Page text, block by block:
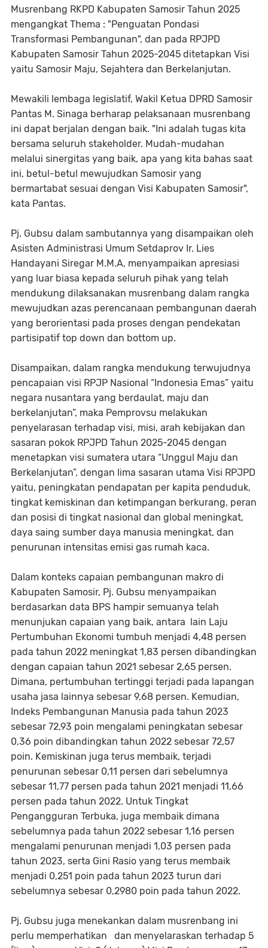
Musrenbang RKPD Kabupaten Samosir Tahun 2025
mengangkat Thema : "Penguatan Pondasi
Transformasi Pembangunan", dan pada RPJPD
Kabupaten Samosir Tahun 2025-2045 ditetapkan Visi
yaitu Samosir Maju, Sejahtera dan Berkelanjutan.
Mewakili lembaga legislatif, Wakil Ketua DPRD Samosir
Pantas M. Sinaga berharap pelaksanaan musrenbang
ini dapat berjalan dengan baik. "Ini adalah tugas kita
bersama seluruh stakeholder. Mudah-mudahan
melalui sinergitas yang baik, apa yang kita bahas saat
ini, betul-betul mewujudkan Samosir yang
bermartabat sesuai dengan Visi Kabupaten Samosir",
kata Pantas.
Pj. Gubsu dalam sambutannya yang disampaikan oleh
Asisten Administrasi Umum Setdaprov Ir. Lies
Handayani Siregar M.M.A, menyampaikan apresiasi
yang luar biasa kepada seluruh pihak yang telah
mendukung dilaksanakan musrenbang dalam rangka
mewujudkan azas perencanaan pembangunan daerah
yang berorientasi pada proses dengan pendekatan
partisipatif top down dan bottom up.
Disampaikan, dalam rangka mendukung terwujudnya
pencapaian visi RPJP Nasional “Indonesia Emas” yaitu
negara nusantara yang berdaulat, maju dan
berkelanjutan”, maka Pemprovsu melakukan
penyelarasan terhadap visi, misi, arah kebijakan dan
sasaran pokok RPJPD Tahun 2025-2045 dengan
menetapkan visi sumatera utara “Unggul Maju dan
Berkelanjutan”, dengan lima sasaran utama Visi RPJPD
yaitu, peningkatan pendapatan per kapita penduduk,
tingkat kemiskinan dan ketimpangan berkurang, peran
dan posisi di tingkat nasional dan global meningkat,
daya saing sumber daya manusia meningkat, dan
penurunan intensitas emisi gas rumah kaca.
Dalam konteks capaian pembangunan makro di
Kabupaten Samosir, Pj. Gubsu menyampaikan
berdasarkan data BPS hampir semuanya telah
menunjukan capaian yang baik, antara lain Laju
Pertumbuhan Ekonomi tumbuh menjadi 4,48 persen
pada tahun 2022 meningkat 1,83 persen dibandingkan
dengan capaian tahun 2021 sebesar 2,65 persen.
Dimana, pertumbuhan tertinggi terjadi pada lapangan
usaha jasa lainnya sebesar 9,68 persen. Kemudian,
Indeks Pembangunan Manusia pada tahun 2023
sebesar 72,93 poin mengalami peningkatan sebesar
0,36 poin dibandingkan tahun 2022 sebesar 72,57
poin. Kemiskinan juga terus membaik, terjadi
penurunan sebesar 0,11 persen dari sebelumnya
sebesar 11,77 persen pada tahun 2021 menjadi 11,66
persen pada tahun 2022. Untuk Tingkat
Pengangguran Terbuka, juga membaik dimana
sebelumnya pada tahun 2022 sebesar 1,16 persen
mengalami penurunan menjadi 1,03 persen pada
tahun 2023, serta Gini Rasio yang terus membaik
menjadi 0,251 poin pada tahun 2023 turun dari
sebelumnya sebesar 0,2980 poin pada tahun 2022.
Pj. Gubsu juga menekankan dalam musrenbang ini
perlu memperhatikan dan menyelaraskan terhadap 5